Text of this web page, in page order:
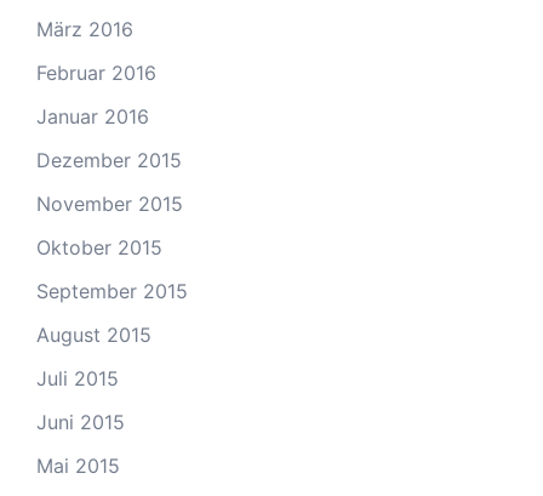
März 2016
Februar 2016
Januar 2016
Dezember 2015
November 2015
Oktober 2015
September 2015
August 2015
Juli 2015
Juni 2015
Mai 2015